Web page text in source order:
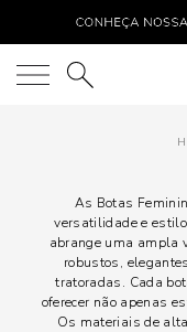
O que você está
As Botas
versatilidade e
abrange uma ampla
robustos,
tratoradas. Cada
oferecer não apenas
Os materiais de